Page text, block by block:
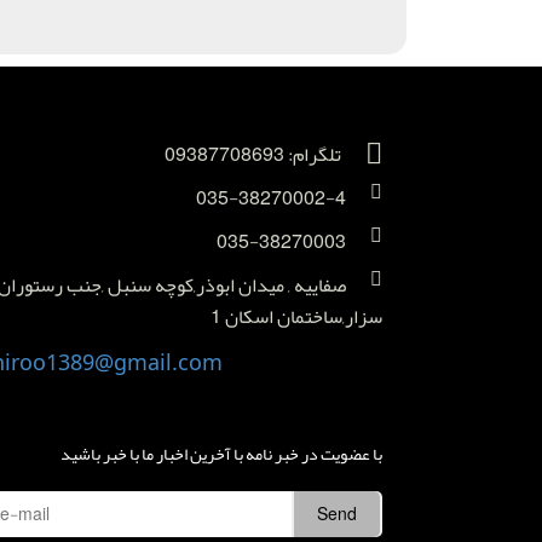
تلگرام: 09387708693
035-38270002-4
035-38270003
صفاییه , میدان ابوذر,کوچه سنبل ,جنب
سزار,ساختمان اسکان 1
با عضویت در خبر نامه با آخرین اخبار ما با خبر باشید